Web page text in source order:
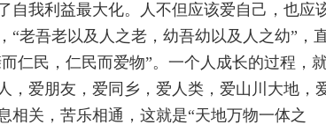
自我利益最大化。人不但应该爱自己，也应
老吾老以及人之老，幼吾幼以及人之幼”，
仁民，仁民而爱物”。一个人成长的过程，
，爱朋友，爱同乡，爱人类，爱山川大地，
相关，苦乐相通，这就是“天地万物一体之